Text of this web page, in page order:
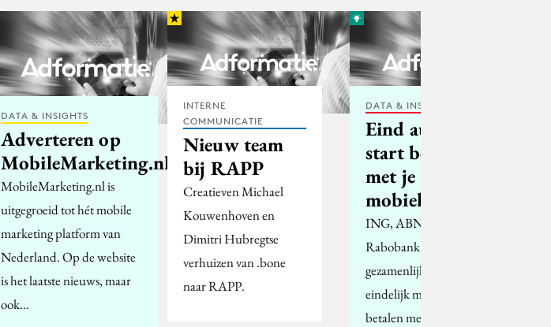
DATA & INSIGHTS
Adverteren op
MobileMarketing.nl
MobileMarketing.nl is
uitgegroeid tot hét mobile
marketing platform van
Nederland. Op de website
is het laatste nieuws, maar
ook…
INTERNE
COMMUNICATIE
Nieuw team
bij RAPP
Creatieven Michael
Kouwenhoven en
Dimitri Hubregtse
verhuizen van .bone
naar RAPP.
DATA & INSIGHTS
Eind augustus
start betalen
met je
mobieltje
ING, ABN AMRO en
Rabobank starten
gezamenlijk in augustus
eindelijk met mobiel
betalen met een